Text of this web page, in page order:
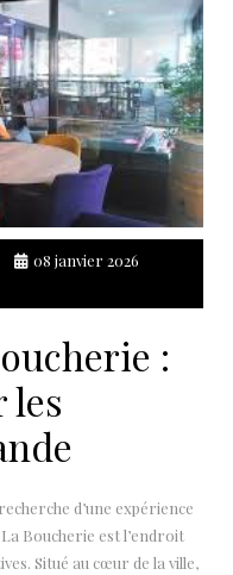
08 janvier 2026
:
les
d’une expérience
Boucherie est l’endroit
Situé au cœur de la ville,